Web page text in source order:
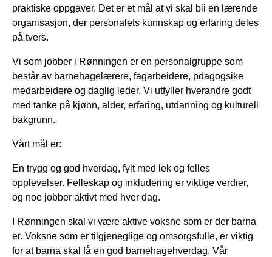
praktiske oppgaver. Det er et mål at vi skal bli en lærende
organisasjon, der personalets kunnskap og erfaring deles
på tvers.
Vi som jobber i Rønningen er en personalgruppe som
består av barnehagelærere, fagarbeidere, pdagogsike
medarbeidere og daglig leder. Vi utfyller hverandre godt
med tanke på kjønn, alder, erfaring, utdanning og kulturell
bakgrunn.
Vårt mål er:
En trygg og god hverdag, fylt med lek og felles
opplevelser. Felleskap og inkludering er viktige verdier,
og noe jobber aktivt med hver dag.
I Rønningen skal vi være aktive voksne som er der barna
er. Voksne som er tilgjeneglige og omsorgsfulle, er viktig
for at barna skal få en god barnehagehverdag. Vår